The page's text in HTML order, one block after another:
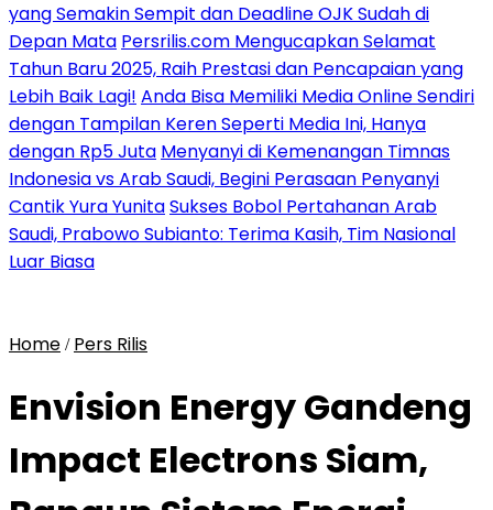
yang Semakin Sempit dan Deadline OJK Sudah di
Depan Mata Persrilis.com Mengucapkan Selamat
Tahun Baru 2025, Raih Prestasi dan Pencapaian yang
Lebih Baik Lagi! Anda Bisa Memiliki Media Online Sendiri
dengan Tampilan Keren Seperti Media Ini, Hanya
dengan Rp5 Juta Menyanyi di Kemenangan Timnas
Indonesia vs Arab Saudi, Begini Perasaan Penyanyi
Cantik Yura YunitaSukses Bobol Pertahanan Arab
Saudi, Prabowo Subianto: Terima Kasih, Tim Nasional
Luar Biasa
Home / Pers Rilis
Envision Energy Gandeng
Impact Electrons Siam,